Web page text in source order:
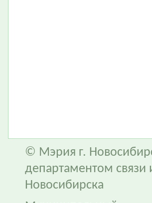
© Мэрия г.
департаментом
Новосибирска